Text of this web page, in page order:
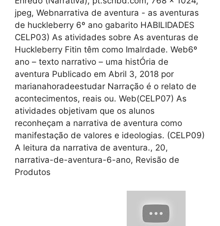
jpeg, Webnarrativa de aventura - as aventuras
de huckleberry 6º ano gabarito HABILIDADES
CELP03) As atividades sobre As aventuras de
Huckleberry Fitin têm como Imalrdade. Web6º
ano – texto narrativo – uma histÓria de
aventura Publicado em Abril 3, 2018 por
marianahoradeestudar Narração é o relato de
acontecimentos, reais ou. Web(CELP07) As
atividades objetivam que os alunos
reconheçam a narrativa de aventura como
manifestação de valores e ideologias. (CELP09)
A leitura da narrativa de aventura., 20,
narrativa-de-aventura-6-ano, Revisão de
Produtos